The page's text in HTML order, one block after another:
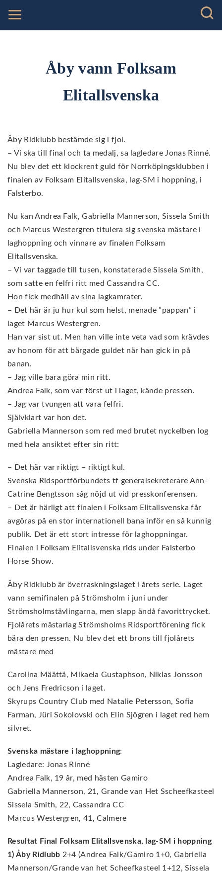
Åby vann Folksam
Elitallsvenska
Åby Ridklubb bestämde sig i fjol.
– Vi ska till final och ta medalj, sa lagledare Jonas Rinné.
Nu blev det ett klockrent guld för Norrköpingsklubben i
finalen av Folksam Elitallsvenska, lag-SM i hoppning, i
Falsterbo.
Nu kan Andrea Falk, Gabriella Mannerson, Sissela Smith
och Marcus Westergren titulera sig svenska mästare i
laghoppning och vinnare av finalen Folksam
Elitallsvenska.
– Vi var taggade till tusen, konstaterade Sissela Smith,
som satte en felfri ritt med Cassandra CC.
Hon fick medhåll av sina lagkamrater.
– Det här är ju hur kul som helst, menade ”pappan” i
laget Marcus Westergren.
Han var sist ut. Men han ville inte veta vad som krävdes
av honom för att bärgade guldet när han gick in på
banan.
– Jag ville bara göra min ritt.
Andrea Falk, som var först ut i laget, kände pressen.
– Jag var tvungen att vara felfri.
Självklart var hon det.
Gabriella Mannerson som red med brutet nyckelben log
med hela ansiktet efter sin ritt:
– Det här var riktigt – riktigt kul.
Svenska Ridsportförbundets tf generalsekreterare Ann-
Catrine Bengtsson såg nöjd ut vid presskonferensen.
– Det är härligt att finalen i Folksam Elitallsvenska får
avgöras på en stor internationell bana inför en så kunnig
publik. Det är ett stort intresse för laghoppningar.
Finalen i Folksam Elitallsvenska rids under Falsterbo
Horse Show.
Åby Ridklubb är överraskningslaget i årets serie. Laget
vann semifinalen på Strömsholm i juni under
Strömsholmstävlingarna, men slapp ändå favorittrycket.
Fjolårets mästarlag Strömsholms Ridsportförening fick
bära den pressen. Nu blev det ett brons till fjolårets
mästare med
Carolina Määttä, Mikaela Gustaphson, Niklas Jonsson
och Jens Fredricson i laget.
Skyrups Country Club med Natalie Petersson, Sofia
Farman, Jüri Sokolovski och Elin Sjögren i laget red hem
silvret.
Svenska mästare i laghoppning:
Lagledare: Jonas Rinné
Andrea Falk, 19 år, med hästen Gamiro
Gabriella Mannerson, 21, Grande van Het Sscheefkasteel
Sissela Smith, 22, Cassandra CC
Marcus Westergren, 41, Calmere
Resultat Final Folksam Elitallsvenska, lag-SM i hoppning
1) Åby Ridlubb 2+4 (Andrea Falk/Gamiro 1+0, Gabriella
Mannerson/Grande van het Scheefkasteel 1+12, Sissela